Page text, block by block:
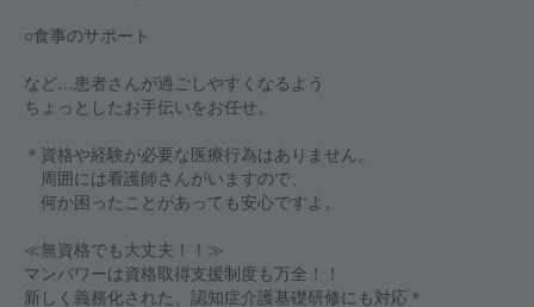
○食事のサポート
など…患者さんが過ごしやすくなるよう
ちょっとしたお手伝いをお任せ。
＊資格や経験が必要な医療行為はありません。
周囲には看護師さんがいますので、
何か困ったことがあっても安心ですよ。
≪無資格でも大丈夫！！≫
マンパワーは資格取得支援制度も万全！！
新しく義務化された、認知症介護基礎研修にも対応＊